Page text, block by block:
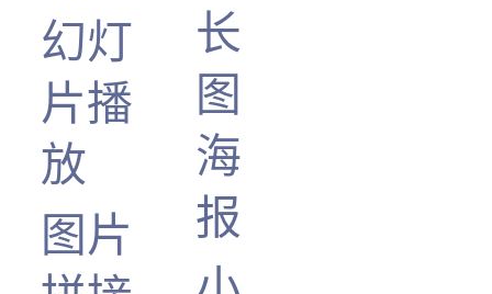
幻灯
片播
放
图片
长
图
海
报